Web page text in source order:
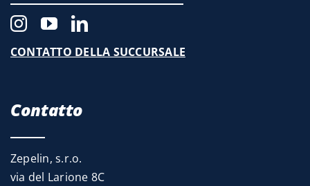
CONTATTO DELLA SUCCURSALE
Contatto
Zepelin, s.r.o.
via del Larione 8C